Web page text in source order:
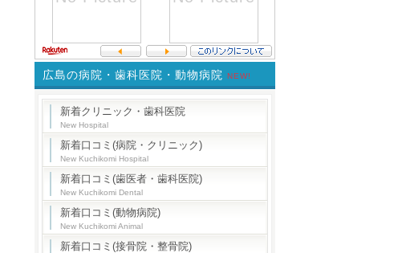
広島の病院・歯科医院・動物病院 NEW!
新着クリニック・歯科医院
New Hospital
新着口コミ(病院・クリニック)
New Kuchikomi Hospital
新着口コミ(歯医者・歯科医院)
New Kuchikomi Dental
新着口コミ(動物病院)
New Kuchikomi Animal
新着口コミ(接骨院・整骨院)